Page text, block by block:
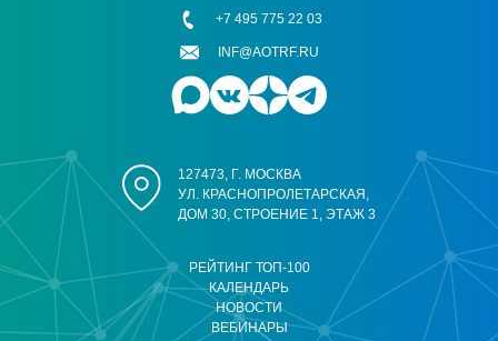
РЕЙТИНГ ТОП-100
КАЛЕНДАРЬ
НОВОСТИ
ВЕБИНАРЫ
127473, Г. МОСКВА
УЛ. КРАСНОПРОЛЕТАРСКАЯ,
ДОМ 30, СТРОЕНИЕ 1, ЭТАЖ 3
+7 495 775 22 03
INF@AOTRF.RU